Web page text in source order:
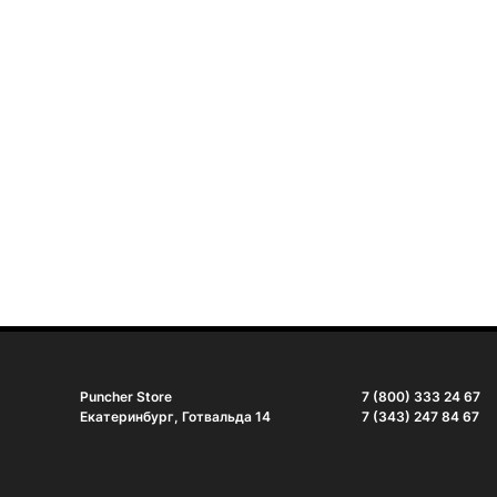
Puncher Store
Екатеринбург, Готвальда 14
7 (800) 333 24 67
7 (343) 247 84 67